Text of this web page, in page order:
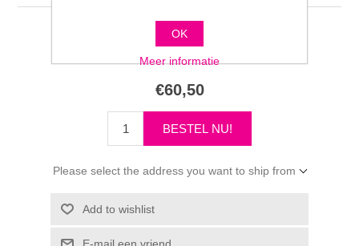
€60,50
Please select the address you want to ship from
OK
Meer informatie